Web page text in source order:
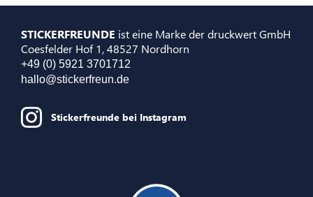
STICKERFREUNDE ist eine Marke der druckwert GmbH
Coesfelder Hof 1, 48527 Nordhorn
+49 (0) 5921 3701712
hallo@stickerfreun.de
Stickerfreunde bei Instagram